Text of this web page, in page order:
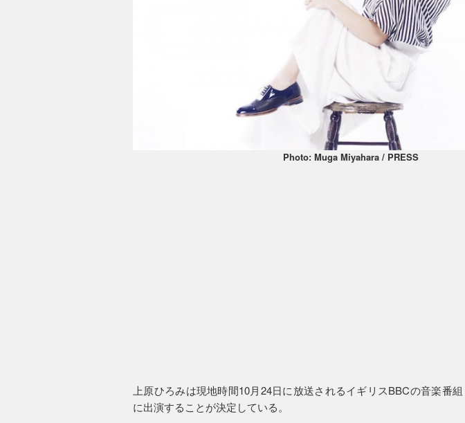
Photo: Muga Miyahara / PRESS
上原ひろみは現地時間10月24日に放送されるイギリスBBCの音楽番組
に出演することが決定している。